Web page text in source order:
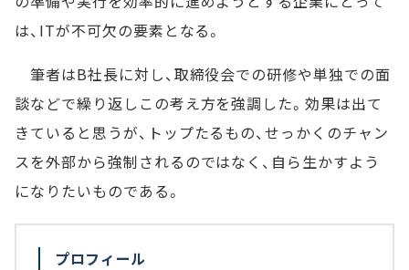
は、ITが不可欠の要素となる。
筆者はB社長に対し、取締役会での研修や単独での面
談などで繰り返しこの考え方を強調した。効果は出て
きていると思うが、トップたるもの、せっかくのチャン
スを外部から強制されるのではなく、自ら生かすよう
になりたいものである。
プロフィール